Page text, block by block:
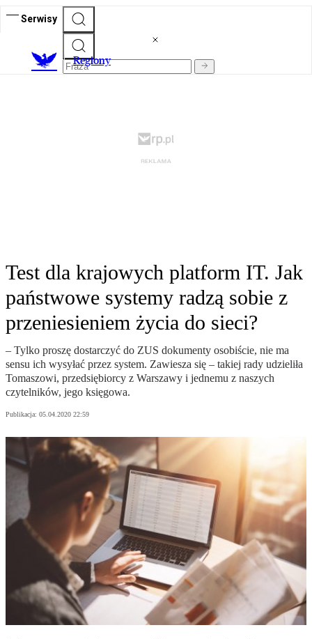
Serwisy
Regiony
Test dla krajowych platform IT. Jak
państwowe systemy radzą sobie z
przeniesieniem życia do sieci?
– Tylko proszę dostarczyć do ZUS dokumenty osobiście, nie ma
sensu ich wysyłać przez system. Zawiesza się – takiej rady udzieliła
Tomaszowi, przedsiębiorcy z Warszawy i jednemu z naszych
czytelników, jego księgowa.
Publikacja: 05.04.2020 22:59